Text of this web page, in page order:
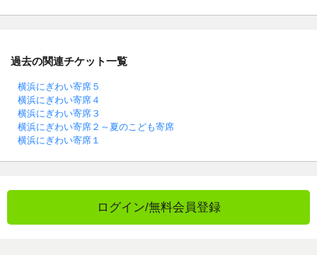
過去の関連チケット一覧
横浜にぎわい寄席５
横浜にぎわい寄席４
横浜にぎわい寄席３
横浜にぎわい寄席２～夏のこども寄席
横浜にぎわい寄席１
ログイン/無料会員登録